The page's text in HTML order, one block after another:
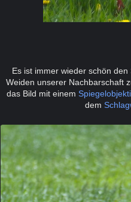
Es ist immer wieder schön
Weiden unserer Nachbarschaft
das Bild mit einem
dem